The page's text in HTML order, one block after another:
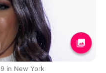
in New York